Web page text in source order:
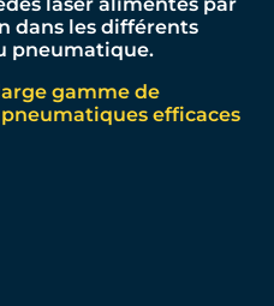
dans les différents
pneumatique.
gamme de
efficaces